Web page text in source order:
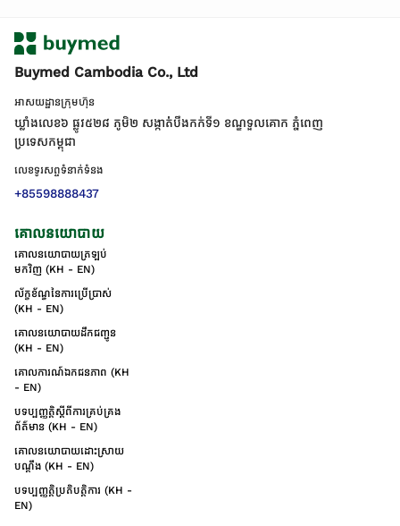
Buymed Cambodia Co., Ltd
អាសយដ្ឋានក្រុមហ៊ុន
ឃ្លាំងលេខ៦ ផ្លូវ៥២៨ ភូមិ២ សង្កាត់់បឹងកក់ទី១ ខណ្ឌទួលគោក ភ្នំពេញ
ប្រទេសកម្ពុជា
លេខទូរសព្ទទំនាក់ទំនង
+85598888437
គោលនយោបាយ
គោលនយោបាយត្រឡប់
មកវិញ (KH - EN)
ល័ក្ខខ័ណ្ឌនៃការប្រើប្រាស់
(KH - EN)
គោលនយោបាយដឹកជញ្ជូន
(KH - EN)
គោលការណ៍ឯកជនភាព (KH
- EN)
បទប្បញ្ញត្តិស្តីពីការគ្រប់គ្រង
ព័ត៌មាន (KH - EN)
គោលនយោបាយដោះស្រាយ
បណ្ដឹង (KH - EN)
បទប្បញ្ញត្តិប្រតិបត្តិការ (KH -
EN)